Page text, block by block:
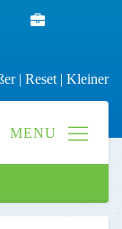
| Reset | Kleiner